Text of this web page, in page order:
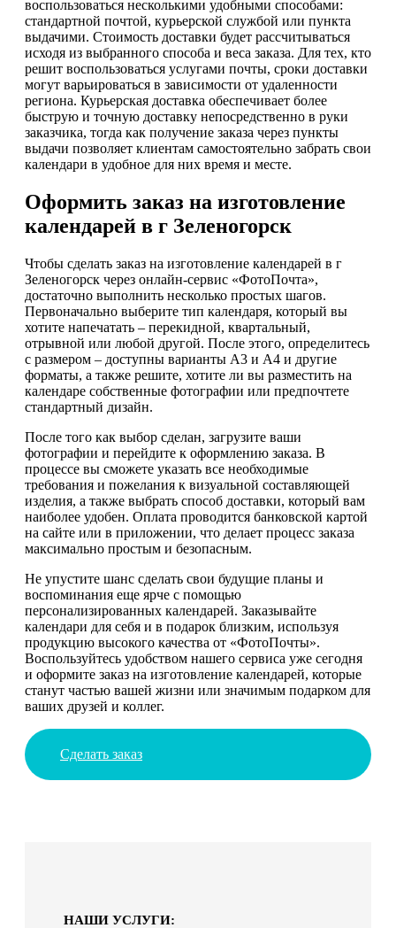
воспользоваться несколькими удобными способами:
стандартной почтой, курьерской службой или пункта
выдачими. Стоимость доставки будет рассчитываться
исходя из выбранного способа и веса заказа. Для тех, кто
решит воспользоваться услугами почты, сроки доставки
могут варьироваться в зависимости от удаленности
региона. Курьерская доставка обеспечивает более
быструю и точную доставку непосредственно в руки
заказчика, тогда как получение заказа через пункты
выдачи позволяет клиентам самостоятельно забрать свои
календари в удобное для них время и месте.
Оформить заказ на изготовление
календарей в г Зеленогорск
Чтобы сделать заказ на изготовление календарей в г
Зеленогорск через онлайн-сервис «ФотоПочта»,
достаточно выполнить несколько простых шагов.
Первоначально выберите тип календаря, который вы
хотите напечатать – перекидной, квартальный,
отрывной или любой другой. После этого, определитесь
с размером – доступны варианты А3 и А4 и другие
форматы, а также решите, хотите ли вы разместить на
календаре собственные фотографии или предпочтете
стандартный дизайн.
После того как выбор сделан, загрузите ваши
фотографии и перейдите к оформлению заказа. В
процессе вы сможете указать все необходимые
требования и пожелания к визуальной составляющей
изделия, а также выбрать способ доставки, который вам
наиболее удобен. Оплата проводится банковской картой
на сайте или в приложении, что делает процесс заказа
максимально простым и безопасным.
Не упустите шанс сделать свои будущие планы и
воспоминания еще ярче с помощью
персонализированных календарей. Заказывайте
календари для себя и в подарок близким, используя
продукцию высокого качества от «ФотоПочты».
Воспользуйтесь удобством нашего сервиса уже сегодня
и оформите заказ на изготовление календарей, которые
станут частью вашей жизни или значимым подарком для
ваших друзей и коллег.
Сделать заказ
НАШИ УСЛУГИ: